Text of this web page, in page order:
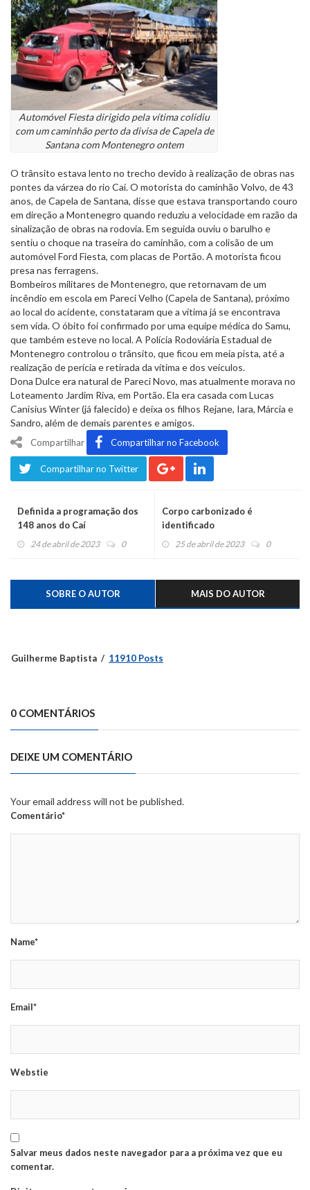
Automóvel Fiesta dirigido pela vítima colidiu
com um caminhão perto da divisa de Capela de
Santana com Montenegro ontem
O trânsito estava lento no trecho devido à realização de obras nas
pontes da várzea do rio Caí. O motorista do caminhão Volvo, de 43
anos, de Capela de Santana, disse que estava transportando couro
em direção a Montenegro quando reduziu a velocidade em razão da
sinalização de obras na rodovia. Em seguida ouviu o barulho e
sentiu o choque na traseira do caminhão, com a colisão de um
automóvel Ford Fiesta, com placas de Portão. A motorista ficou
presa nas ferragens.
Bombeiros militares de Montenegro, que retornavam de um
incêndio em escola em Pareci Velho (Capela de Santana), próximo
ao local do acidente, constataram que a vítima já se encontrava
sem vida. O óbito foi confirmado por uma equipe médica do Samu,
que também esteve no local. A Polícia Rodoviária Estadual de
Montenegro controlou o trânsito, que ficou em meia pista, até a
realização de perícia e retirada da vítima e dos veículos.
Dona Dulce era natural de Pareci Novo, mas atualmente morava no
Loteamento Jardim Riva, em Portão. Ela era casada com Lucas
Canisius Winter (já falecido) e deixa os filhos Rejane, Iara, Márcia e
Sandro, além de demais parentes e amigos.
Compartilhar Compartilhar no Facebook
Compartilhar no Twitter
Definida a programação dos
148 anos do Caí
24 de abril de 2023 0
Corpo carbonizado é
identificado
25 de abril de 2023 0
SOBRE O AUTOR MAIS DO AUTOR
Guilherme Baptista 11910 Posts
0 COMENTÁRIOS
DEIXE UM COMENTÁRIO
Your email address will not be published.
Comentário*
Name*
Email*
Webstie
Salvar meus dados neste navegador para a próxima vez que eu
comentar.